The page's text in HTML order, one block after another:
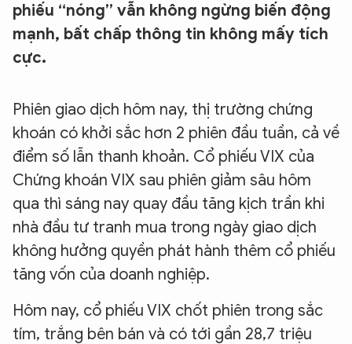
phiếu “nóng” vẫn không ngừng biến động
mạnh, bất chấp thông tin không mấy tích
cực.
Phiên giao dịch hôm nay, thị trường chứng
khoán có khởi sắc hơn 2 phiên đầu tuần, cả về
điểm số lẫn thanh khoản. Cổ phiếu VIX của
Chứng khoán VIX sau phiên giảm sâu hôm
qua thì sáng nay quay đầu tăng kịch trần khi
nhà đầu tư tranh mua trong ngày giao dịch
không hưởng quyền phát hành thêm cổ phiếu
tăng vốn của doanh nghiệp.
Hôm nay, cổ phiếu VIX chốt phiên trong sắc
tím, trắng bên bán và có tới gần 28,7 triệu